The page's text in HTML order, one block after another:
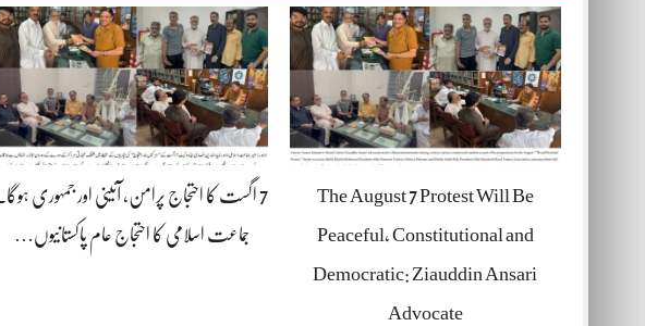
The August 7 Protest Will Be
Peaceful, Constitutional and
Democratic: Ziauddin Ansari
Advocate
7 اگست کا احتجاج پرامن، آئینی اور جمہوری ہوگا۔
جماعت اسلامی کا احتجاج عام پاکستانیوں…